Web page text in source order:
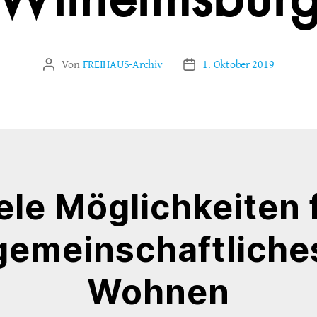
Beitragsautor
Von FREIHAUS-Archiv Veröffentlichungsdatum
1. Oktober 2019
Möglichkeiten
Wohnen